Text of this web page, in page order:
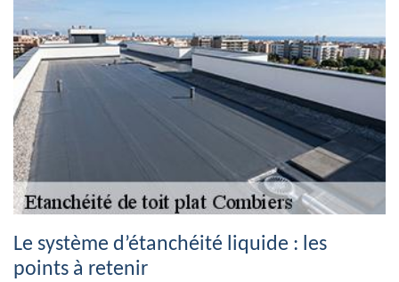
Le système d’étanchéité liquide : les
points à retenir